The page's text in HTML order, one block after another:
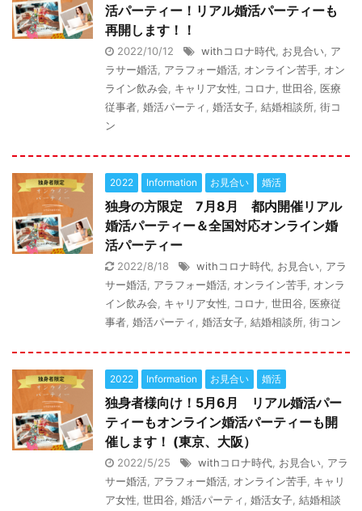
活パーティー！リアル婚活パーティーも
再開します！！
2022/10/12 withコロナ時代 お見合い ア
ラサー婚活 アラフォー婚活 オンライン苦手 オン
ライン飲み会
キャリア女性 コロナ 世田谷
医療
従事者 婚活パーティ 婚活女子 結婚相談所 街コ
ン
2022 Information お見合い 婚活
独身の方限定 7月8月 都内開催リアル
婚活パーティー＆全国対応オンライン婚
活パーティー
2022/8/18 withコロナ時代 お見合い アラ
サー婚活 アラフォー婚活 オンライン苦手 オンラ
イン飲み会
キャリア女性 コロナ 世田谷
医療従
事者 婚活パーティ 婚活女子 結婚相談所 街コン
2022 Information お見合い 婚活
独身者様向け！5月6月 リアル婚活パー
ティーもオンライン婚活パーティーも開
催します！ (東京、大阪）
2022/5/25 withコロナ時代 お見合い アラ
サー婚活 アラフォー婚活 オンライン苦手 キャリ
ア女性 世田谷 婚活パーティ 婚活女子 結婚相談